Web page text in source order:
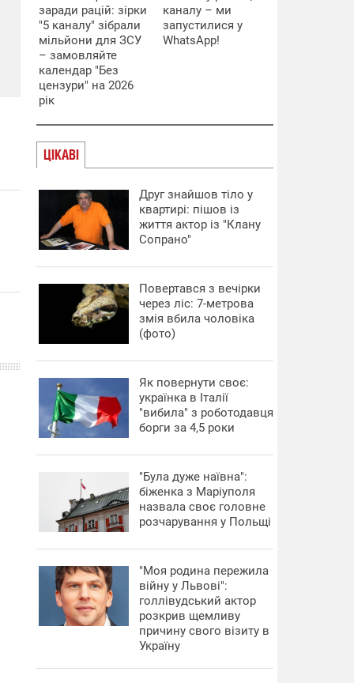
заради рацій: зірки
"5 каналу" зібрали
мільйони для ЗСУ
– замовляйте
календар "Без
цензури" на 2026
рік
каналу – ми
запустилися у
WhatsApp!
ЦІКАВІ
Друг знайшов тіло у
квартирі: пішов із
життя актор із "Клану
Сопрано"
Повертався з вечірки
через ліс: 7-метрова
змія вбила чоловіка
(фото)
​Як повернути своє:
українка в Італії
"вибила" з роботодавця
борги за 4,5 роки
"Була дуже наївна":
біженка з Маріуполя
назвала своє головне
розчарування у Польщі
"Моя родина пережила
війну у Львові":
голлівудський актор
розкрив щемливу
причину свого візиту в
Україну